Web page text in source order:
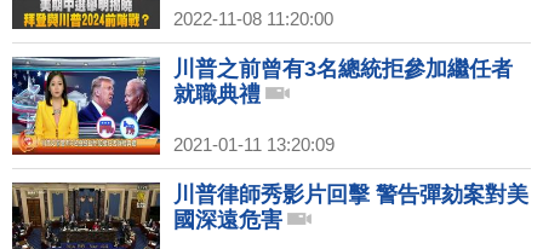
2022-11-08 11:20:00
川普之前曾有3名總統拒參加繼任者
就職典禮
2021-01-11 13:20:09
川普律師秀影片回擊 警告彈劾案對美
國深遠危害